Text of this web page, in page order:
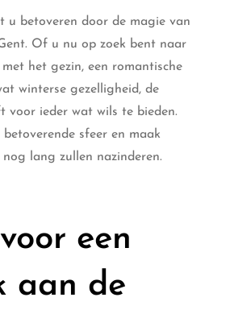
u betoveren door de magie van
Of u nu op zoek bent naar
het gezin, een romantische
winterse gezelligheid, de
voor ieder wat wils te bieden.
sfeer en maak
lang zullen nazinderen.
een
aan de